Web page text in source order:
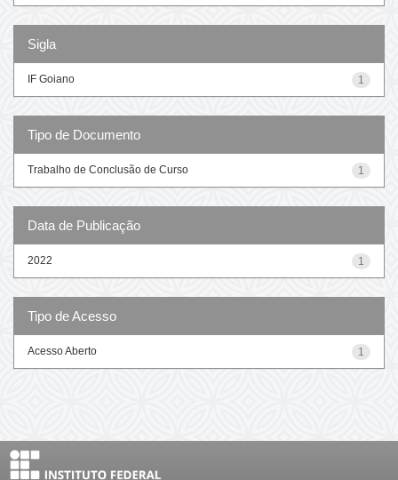
Sigla
1
IF Goiano
Tipo de Documento
1
Trabalho de Conclusão de Curso
Data de Publicação
1
2022
Tipo de Acesso
1
Acesso Aberto